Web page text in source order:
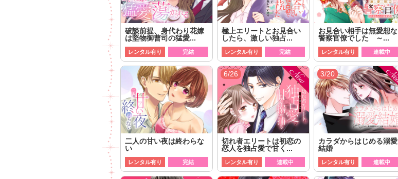
破談前提、身代わり花嫁
は堅物御曹司の猛愛...
レンタル有り 完結
極上エリートとお見合い
したら、激しい独占...
レンタル有り 完結
お見合い相手は無愛想な
警察官僚でした ～...
レンタル有り 連載中
二人の甘い夜は終わらな
い
レンタル有り 完結
6/26
切れ者エリートは初恋の
恋人を独占愛で甘く...
レンタル有り 連載中
3/20
カラダからはじめる溺愛
結婚
レンタル有り 連載中